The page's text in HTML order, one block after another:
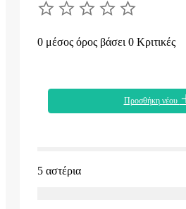
0 μέσος όρος βάσει 0 Κριτικές
Προσθήκη νέου
5 αστέρια